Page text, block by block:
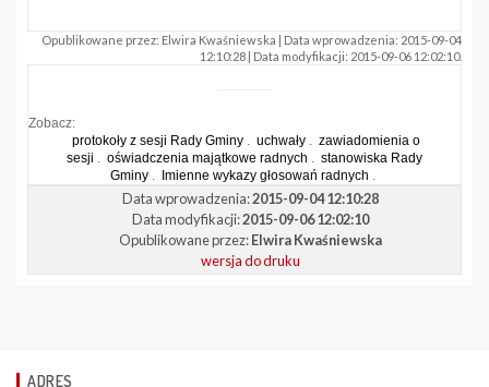
Opublikowane przez: Elwira Kwaśniewska | Data wprowadzenia: 2015-09-04
12:10:28 | Data modyfikacji: 2015-09-06 12:02:10.
Zobacz:
protokoły z sesji Rady Gminy . uchwały . zawiadomienia o
sesji . oświadczenia majątkowe radnych . stanowiska Rady
Gminy . Imienne wykazy głosowań radnych .
Data wprowadzenia:2015-09-04 12:10:28
Data modyfikacji:2015-09-06 12:02:10
Opublikowane przez:Elwira Kwaśniewska
wersja do druku
ADRES